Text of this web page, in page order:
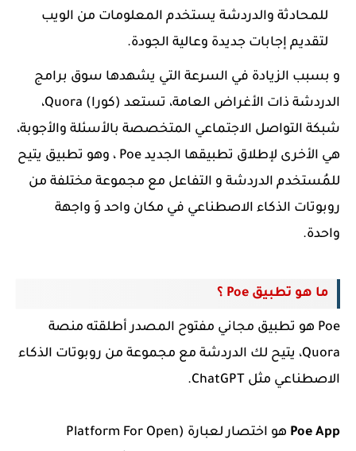
للمحادثة والدردشة يستخدم المعلومات من الويب
لتقديم إجابات جديدة وعالية الجودة.
و بسبب الزيادة في السرعة التي يشهدها سوق برامج
الدردشة ذات الأغراض العامة، تستعد (كورا) Quora،
شبكة التواصل الاجتماعي المتخصصة بالأسئلة والأجوبة،
هي الأخرى لإطلاق تطبيقها الجديد Poe ، وهو تطبيق يتيح
للمُستخدم الدردشة و التفاعل مع مجموعة مختلفة من
روبوتات الذكاء الاصطناعي في مكان واحد وَ واجهة
واحدة.
ما هو تطبيق Poe ؟
Poe هو تطبيق مجاني مفتوح المصدر أطلقته منصة
Quora، يتيح لك الدردشة مع مجموعة من روبوتات الذكاء
الاصطناعي مثل ChatGPT.
Poe App هو اختصار لعبارة
(Platform For Open